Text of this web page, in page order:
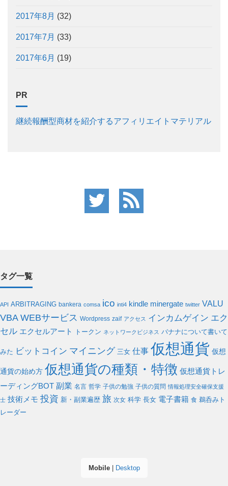
2017年8月 (32)
2017年7月 (33)
2017年6月 (19)
PR
継続報酬型商材を紹介するアフィリエイトマテリアル
タグ一覧
API ARBITRAGING bankera comsa ico inti4 kindle minergate twitter VALU
VBA WEBサービス Wordpress zaif アクセス インカムゲイン エク
セル エクセルアート トークン ネットワークビジネス バナナについて書いて
みた ビットコイン マイニング 三女 仕事 仮想通貨 仮想
通貨の始め方 仮想通貨の種類・特徴 仮想通貨トレ
ーディングBOT 副業 名言 哲学 子供の勉強 子供の質問 情報処理安全確保支援
士 技術メモ 投資 新・副業遍歴 旅 次女 科学 長女 電子書籍 食 鵜呑みト
レーダー
Mobile| Desktop